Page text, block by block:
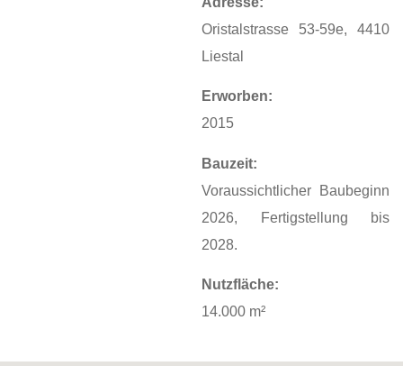
Oristalstrasse 53-59e, 4410
Liestal
Erworben:
2015
Bauzeit:
Voraussichtlicher Baubeginn
2026, Fertigstellung bis
2028.
Nutzfläche:
14.000 m²